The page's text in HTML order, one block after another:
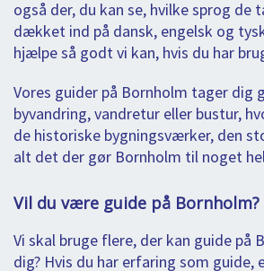
også der, du kan se, hvilke sprog de
dækket ind på dansk, engelsk og
hjælpe så godt vi kan, hvis du har
Vores guider på Bornholm tager dig
byvandring, vandretur eller bustur,
de historiske bygningsværker, den
alt det der gør Bornholm til noget
Vil du være guide på Bornholm?
Vi skal bruge flere, der kan guide på
dig? Hvis du har erfaring som guide,